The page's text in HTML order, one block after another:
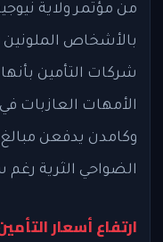
من مؤتمر ولاية
شركات التأمين
الأمهات العازبات
وكامدن يدفعن
الضواحي الثرية
ارتفاع أسعار